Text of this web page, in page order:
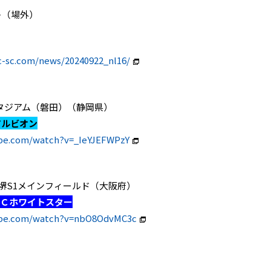
場外）
news/20240922_nl16/
アム（磐田）（静岡県）
ビオン
watch?v=_IeYJEFWPzY
S1メインフィールド（大阪府）
ホワイトスター
watch?v=nbO8OdvMC3c